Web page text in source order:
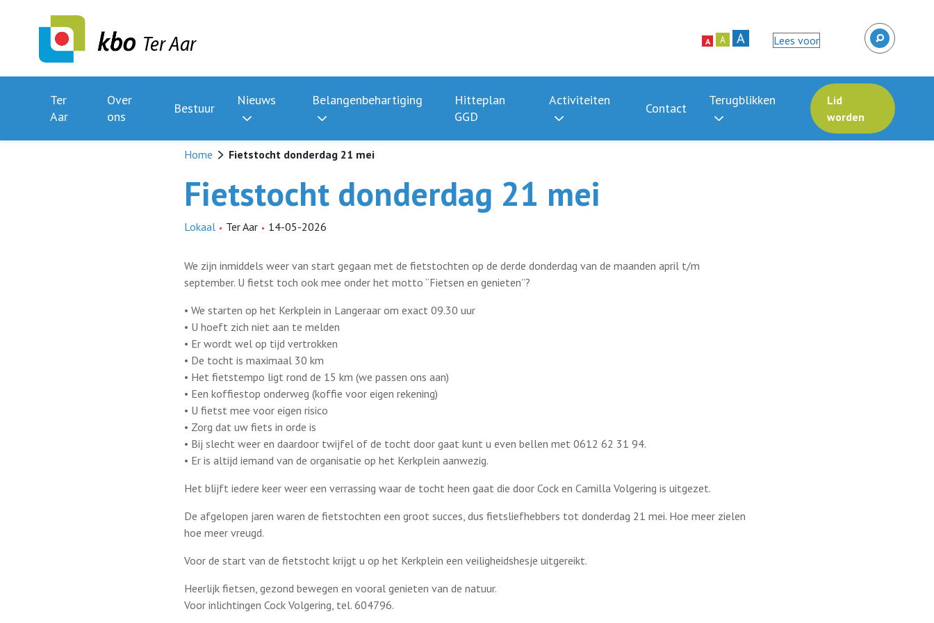
Ter Aar A A A Lees voor
Ter
Aar
Over
ons
Bestuur
Nieuws Belangenbehartiging
Hitteplan
GGD
Activiteiten
Contact
Terugblikken
Lid
worden
Home Fietstocht donderdag 21 mei
Fietstocht donderdag 21 mei
Lokaal Ter Aar 14-05-2026
We zijn inmiddels weer van start gegaan met de fietstochten op de derde donderdag van de maanden april t/m
september. U fietst toch ook mee onder het motto “Fietsen en genieten”?
• We starten op het Kerkplein in Langeraar om exact 09.30 uur
• U hoeft zich niet aan te melden
• Er wordt wel op tijd vertrokken
• De tocht is maximaal 30 km
• Het fietstempo ligt rond de 15 km (we passen ons aan)
• Een koffiestop onderweg (koffie voor eigen rekening)
• U fietst mee voor eigen risico
• Zorg dat uw fiets in orde is
• Bij slecht weer en daardoor twijfel of de tocht door gaat kunt u even bellen met 0612 62 31 94.
• Er is altijd iemand van de organisatie op het Kerkplein aanwezig.
Het blijft iedere keer weer een verrassing waar de tocht heen gaat die door Cock en Camilla Volgering is uitgezet.
De afgelopen jaren waren de fietstochten een groot succes, dus fietsliefhebbers tot donderdag 21 mei. Hoe meer zielen
hoe meer vreugd.
Voor de start van de fietstocht krijgt u op het Kerkplein een veiligheidshesje uitgereikt.
Heerlijk fietsen, gezond bewegen en vooral genieten van de natuur.
Voor inlichtingen Cock Volgering, tel. 604796.